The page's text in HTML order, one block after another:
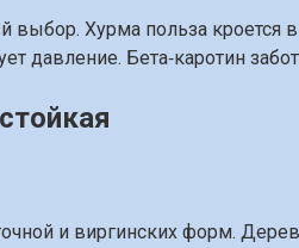
выбор. Хурма польза
давление. Бета‑каротин
и виргинских форм.